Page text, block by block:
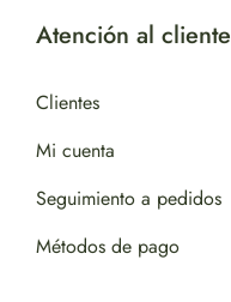
Atención al cliente
Clientes
Mi cuenta
Seguimiento a pedidos
Métodos de pago